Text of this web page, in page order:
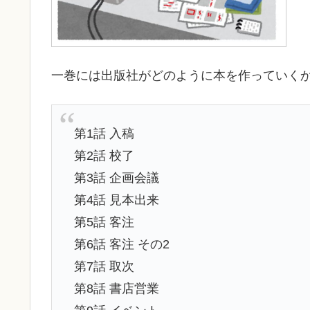
一巻には出版社がどのように本を作っていく
第1話 入稿
第2話 校了
第3話 企画会議
第4話 見本出来
第5話 客注
第6話 客注 その2
第7話 取次
第8話 書店営業